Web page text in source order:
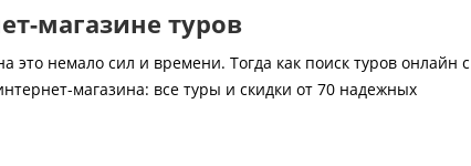
магазине туров
немало сил и времени. Тогда как поиск туров онлайн с
магазина: все туры и скидки от 70 надежных